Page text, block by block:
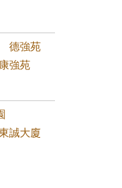
德強苑
康強苑
誠大廈